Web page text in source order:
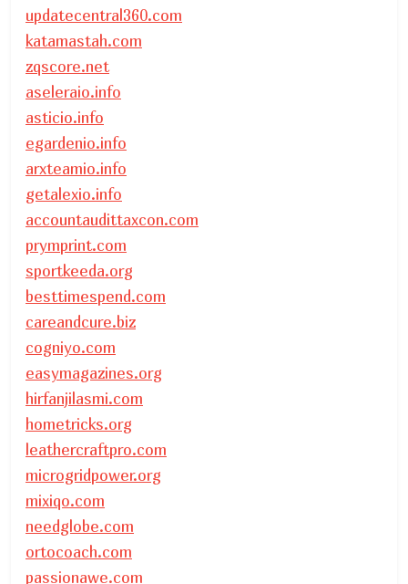
updatecentral360.com
katamastah.com
zqscore.net
aseleraio.info
asticio.info
egardenio.info
arxteamio.info
getalexio.info
accountaudittaxcon.com
prymprint.com
sportkeeda.org
besttimespend.com
careandcure.biz
cogniyo.com
easymagazines.org
hirfanjilasmi.com
hometricks.org
leathercraftpro.com
microgridpower.org
mixiqo.com
needglobe.com
ortocoach.com
passionawe.com